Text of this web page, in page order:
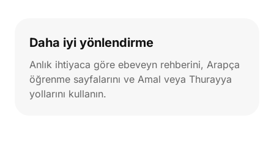
Daha iyi yönlendirme
Anlık ihtiyaca göre ebeveyn rehberini, Arapça
öğrenme sayfalarını ve Amal veya Thurayya
yollarını kullanın.